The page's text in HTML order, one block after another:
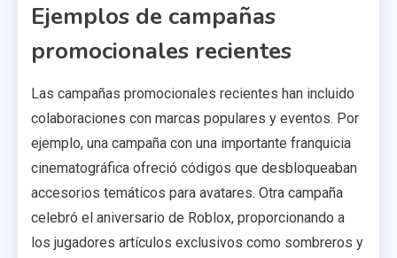
Ejemplos de campañas
promocionales recientes
Las campañas promocionales recientes han incluido
colaboraciones con marcas populares y eventos. Por
ejemplo, una campaña con una importante franquicia
cinematográfica ofreció códigos que desbloqueaban
accesorios temáticos para avatares. Otra campaña
celebró el aniversario de Roblox, proporcionando a
los jugadores artículos exclusivos como sombreros y